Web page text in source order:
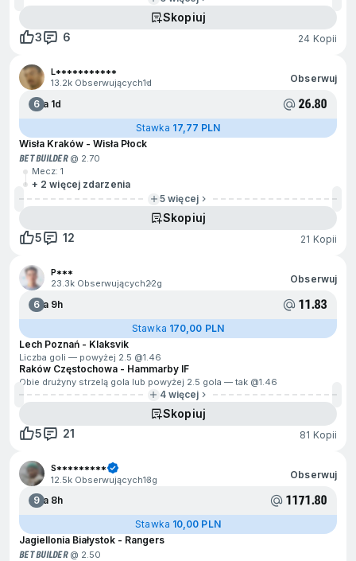
Skopiuj
3
6 24 Kopii
L***********
13.2k Obserwujących1d Obserwuj
6Za 1d 26.80
Stawka 17,77 PLN
Wisła Kraków - Wisła Płock
BET BUILDER@ 2.70
Mecz: 1
+ 2 więcej zdarzenia
5 więcej
Skopiuj
5
12 21 Kopii
P***
23.3k Obserwujących22g Obserwuj
6Za 9h 11.83
Stawka 170,00 PLN
Lech Poznań - Klaksvik
Liczba goli — powyżej 2.5 @1.46
Raków Częstochowa - Hammarby IF
Obie drużyny strzelą gola lub powyżej 2.5 gola — tak @1.46
4 więcej
Skopiuj
5
21 81 Kopii
S*********
12.5k Obserwujących13g Obserwuj
9Za 8h 1171.80
Stawka 10,00 PLN
Jagiellonia Białystok - Rangers
BET BUILDER@ 2.50